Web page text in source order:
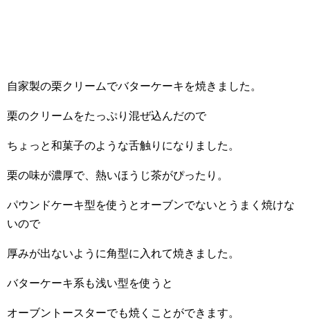
自家製の栗クリームでバターケーキを焼きました。
栗のクリームをたっぷり混ぜ込んだので
ちょっと和菓子のような舌触りになりました。
栗の味が濃厚で、熱いほうじ茶がぴったり。
パウンドケーキ型を使うとオーブンでないとうまく焼けな
いので
厚みが出ないように角型に入れて焼きました。
バターケーキ系も浅い型を使うと
オーブントースターでも焼くことができます。